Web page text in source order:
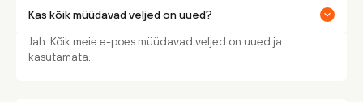
Kas kõik müüdavad veljed on uued?
Jah. Kõik meie e-poes müüdavad veljed on uued ja
kasutamata.